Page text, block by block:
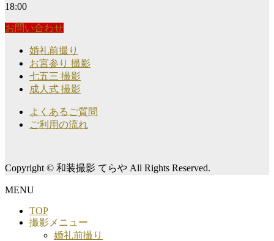
18:00
お問い合わせ
婚礼前撮り
お宮参り 撮影
七五三 撮影
成人式 撮影
よくあるご質問
ご利用の流れ
Copyright © 和装撮影 てらや All Rights Reserved.
MENU
TOP
撮影メニュー
婚礼前撮り